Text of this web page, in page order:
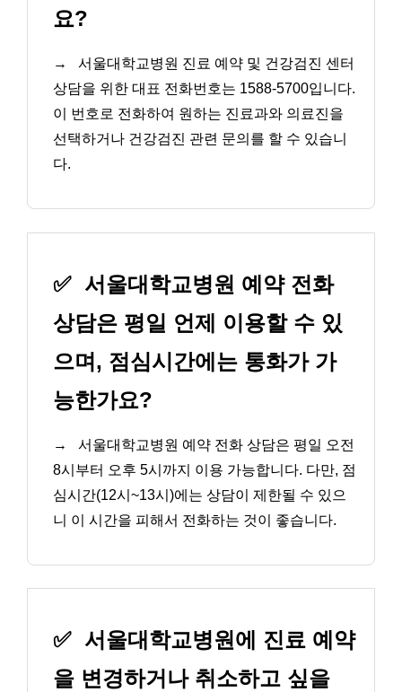
요?
→
서울대학교병원 진료 예약 및 건강검진 센터
상담을 위한 대표 전화번호는 1588-5700입니다.
이 번호로 전화하여 원하는 진료과와 의료진을
선택하거나 건강검진 관련 문의를 할 수 있습니
다.
✅ 서울대학교병원 예약 전화
상담은 평일 언제 이용할 수 있
으며, 점심시간에는 통화가 가
능한가요?
→
서울대학교병원 예약 전화 상담은 평일 오전
8시부터 오후 5시까지 이용 가능합니다. 다만, 점
심시간(12시~13시)에는 상담이 제한될 수 있으
니 이 시간을 피해서 전화하는 것이 좋습니다.
✅ 서울대학교병원에 진료 예약
을 변경하거나 취소하고 싶을